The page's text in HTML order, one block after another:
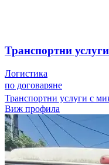
Транспортни услуги
Логистика
по договаряне
Транспортни услуги с
Виж профила